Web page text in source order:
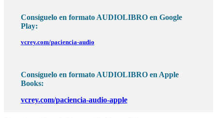
Consíguelo en formato AUDIOLIBRO en Google
Play:
vcrey.com/paciencia-audio
Consíguelo en formato AUDIOLIBRO en Apple
Books:
vcrey.com/paciencia-audio-apple